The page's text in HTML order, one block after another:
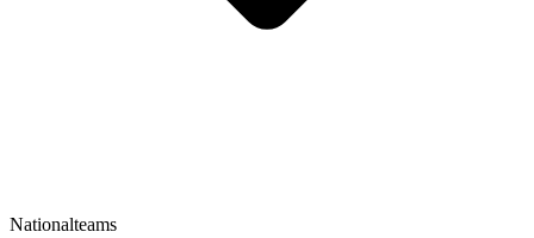
Nationalteams